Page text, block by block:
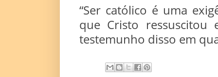
“Ser católico é uma
que Cristo
testemunho disso em